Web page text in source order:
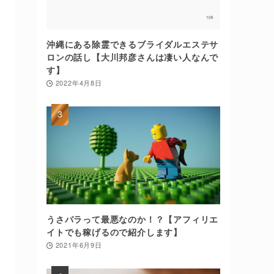
沖縄にある除霊できるブライダルエステサ
ロンの話し【大川邦彦さんは凄い人なんで
す】
2022年4月8日
うさパラって最悪なのか！？【アフィリエ
イトでも稼げるので紹介します】
2021年6月9日